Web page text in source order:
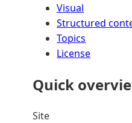
Visual
Structured
Topics
License
Quick
Site